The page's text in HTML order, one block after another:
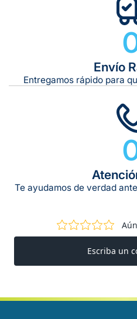
Envío
Entregamos rápido para
Te ayudamos de verdad